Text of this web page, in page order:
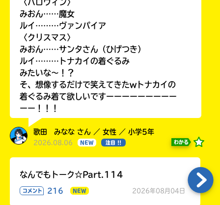
〈ハロウィン〉
みおん……魔女
ルイ………ヴァンパイア
〈クリスマス〉
みおん……サンタさん（ひげつき）
ルイ………トナカイの着ぐるみ
みたいな〜！？
そ、想像するだけで笑えてきたwトナカイの
着ぐるみ着て欲しいですーーーーーーーーー
ーー！！！
歌田 みなな さん ／ 女性 ／ 小学5年
2026.08.06 NEW 注目 !! わかる
なんでもトーク☆Part.114
コメント 216 NEW 2026年08月04日